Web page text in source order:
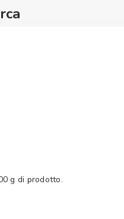
g di prodotto.